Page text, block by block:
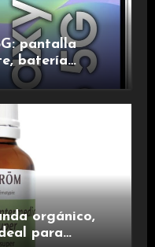
pantalla
batería
para una
orgánico,
para